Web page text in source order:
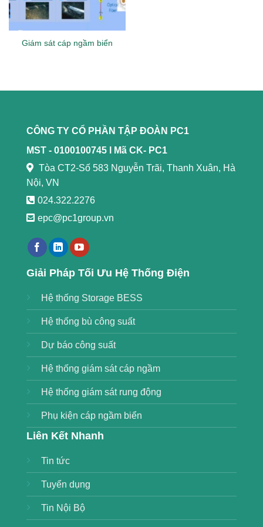
Giám sát cáp ngầm biển
CÔNG TY CỔ PHẦN TẬP ĐOÀN PC1
MST - 0100100745 l
Mã CK- PC1
Tòa CT2-Số 583 Nguyễn Trãi, Thanh Xuân, Hà
Nội, VN
024.322.2276
epc@pc1group.vn
Giải Pháp Tối Ưu Hệ Thống Điện
Hệ thống Storage BESS
Hệ thống bù công suất
Dự báo công suất
Hệ thống giám sát cáp ngầm
Hệ thống giám sát rung động
Phụ kiện cáp ngầm biển
Liên Kết Nhanh
Tin tức
Tuyển dụng
Tin Nội Bộ